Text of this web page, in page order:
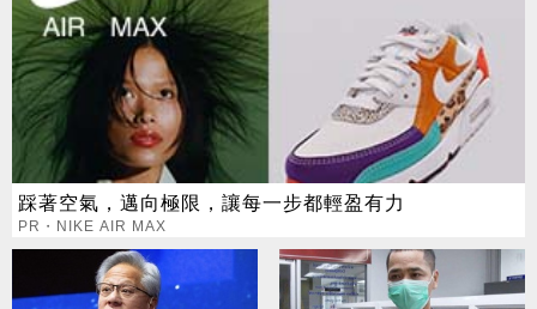
踩著空氣，邁向極限，讓每一步都輕盈有力
PR・NIKE AIR MAX